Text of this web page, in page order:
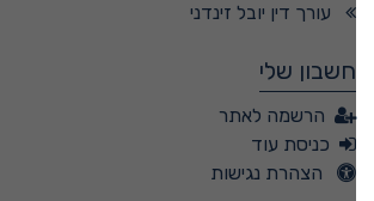
עורך דין יובל זינדני
חשבון שלי
הרשמה לאתר
כניסת עוד
הצהרת נגישות